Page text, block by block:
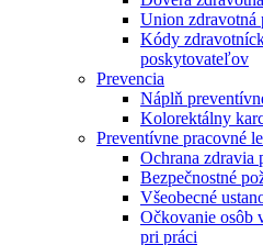
Union zdravotná
Kódy
poskytovateľov
Prevencia
Náplň
Kolorektálny
Preventívne pracovné
Ochrana zdravia
Bezpečnostné
Všeobecné
Očkovanie osôb
pri práci